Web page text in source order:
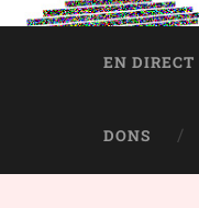
EN DIRECT
DONS